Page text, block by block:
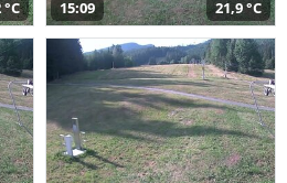
15:09 21,9 °C